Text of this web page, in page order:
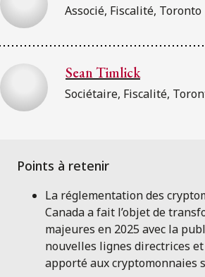
Associé, Fiscalité, Toronto
Sean Timlick
Sociétaire, Fiscalité,
La réglementation des
Canada a fait l’objet de
majeures en 2025 avec la
nouvelles lignes directrices
apporté aux cryptomonnaies